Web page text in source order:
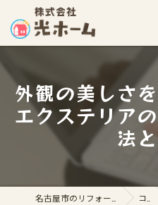
外観の美しさ
エクステリア
法
コラム